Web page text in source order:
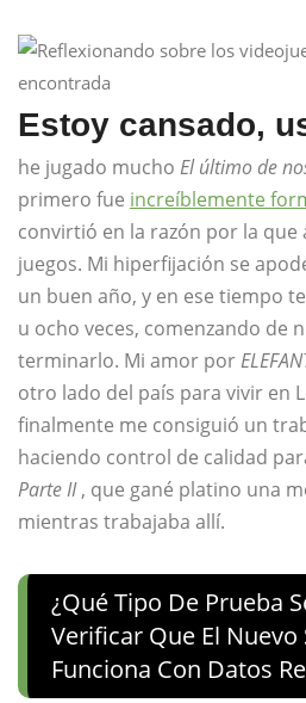
Estoy cansado,
he jugado mucho El último de
primero fue increíblemente
convirtió en la razón por la
juegos. Mi hiperfijación se
un buen año, y en ese tiempo
u ocho veces, comenzando de
terminarlo. Mi amor por
otro lado del país para vivir en
finalmente me consiguió un
haciendo control de calidad
Parte II, que gané platino una
mientras trabajaba allí.
¿Qué Tipo De Prueba
Verificar Que El Nuevo
Funciona Con Datos